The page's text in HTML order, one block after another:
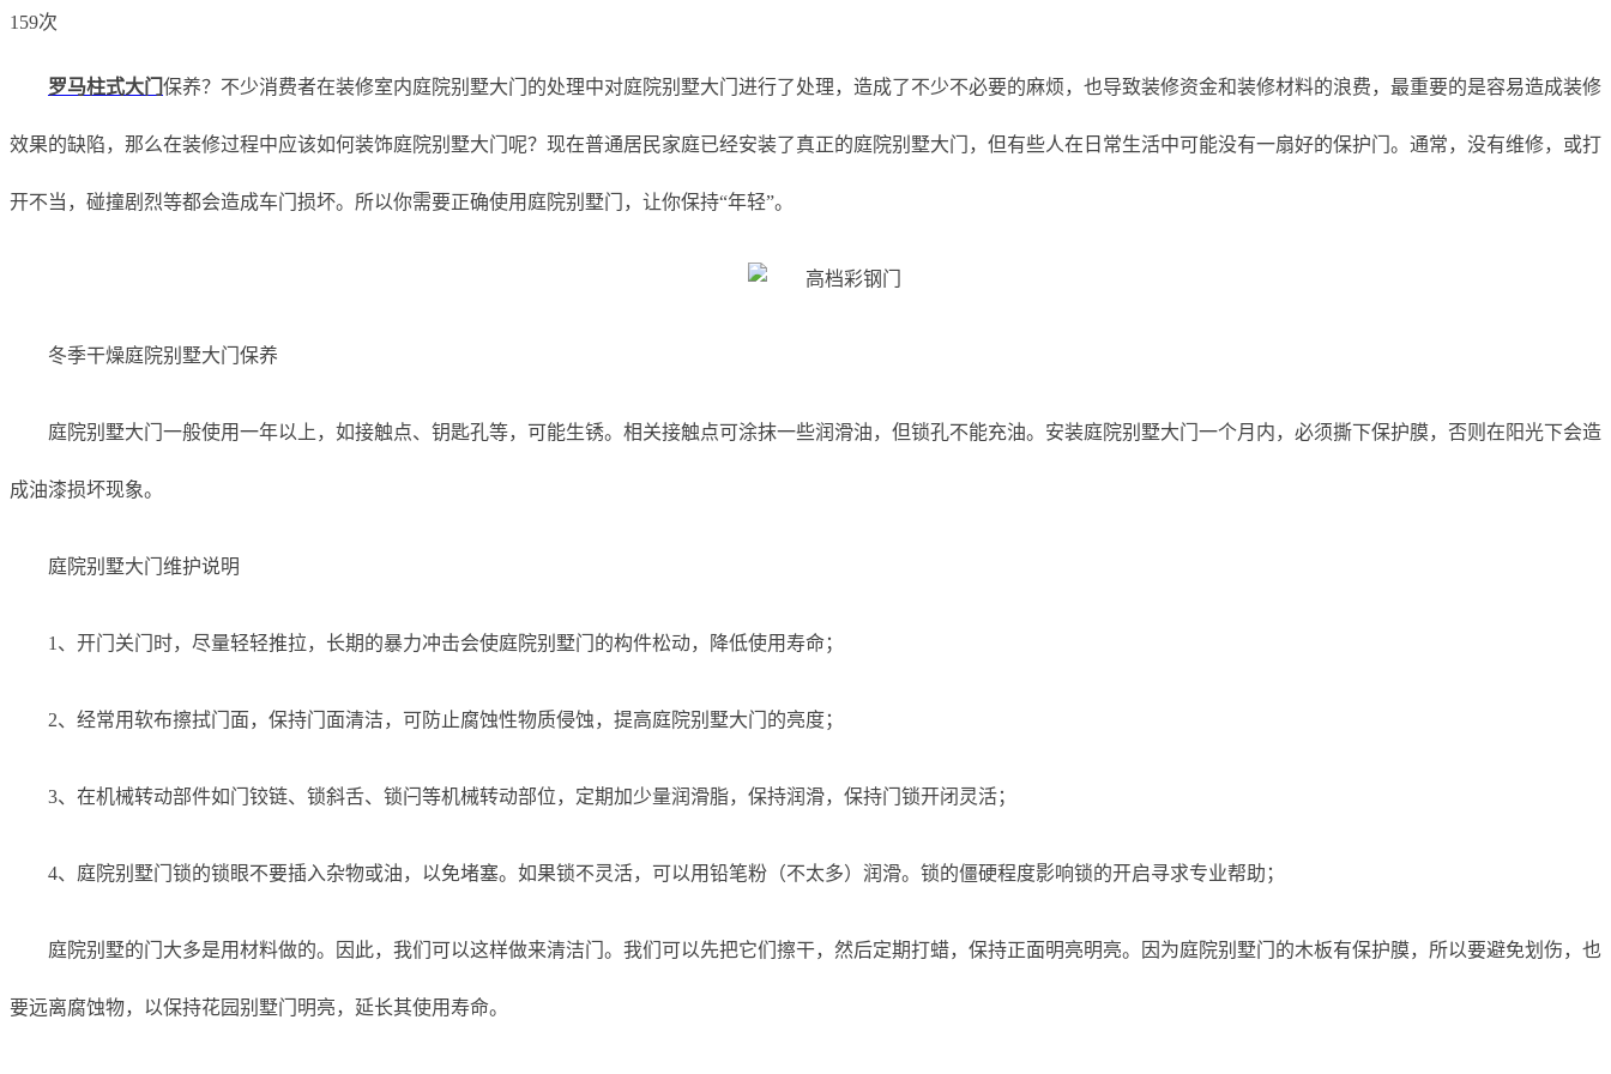
159次
罗马柱式大门 保养？不少消费者在装修室内庭院别墅大门的处理中对庭院别墅大门进行了处理，造成了不少不必要的麻烦，也导致装修资金和装修材料的浪费，最重要的是容易造成装修
效果的缺陷，那么在装修过程中应该如何装饰庭院别墅大门呢？现在普通居民家庭已经安装了真正的庭院别墅大门，但有些人在日常生活中可能没有一扇好的保护门。通常，没有维修，或打
开不当，碰撞剧烈等都会造成车门损坏。所以你需要正确使用庭院别墅门，让你保持“年轻”。
冬季干燥庭院别墅大门保养
庭院别墅大门一般使用一年以上，如接触点、钥匙孔等，可能生锈。相关接触点可涂抹一些润滑油，但锁孔不能充油。安装庭院别墅大门一个月内，必须撕下保护膜，否则在阳光下会造
成油漆损坏现象。
庭院别墅大门维护说明
1、开门关门时，尽量轻轻推拉，长期的暴力冲击会使庭院别墅门的构件松动，降低使用寿命；
2、经常用软布擦拭门面，保持门面清洁，可防止腐蚀性物质侵蚀，提高庭院别墅大门的亮度；
3、在机械转动部件如门铰链、锁斜舌、锁闩等机械转动部位，定期加少量润滑脂，保持润滑，保持门锁开闭灵活；
4、庭院别墅门锁的锁眼不要插入杂物或油，以免堵塞。如果锁不灵活，可以用铅笔粉（不太多）润滑。锁的僵硬程度影响锁的开启寻求专业帮助；
庭院别墅的门大多是用材料做的。因此，我们可以这样做来清洁门。我们可以先把它们擦干，然后定期打蜡，保持正面明亮明亮。因为庭院别墅门的木板有保护膜，所以要避免划伤，也
要远离腐蚀物，以保持花园别墅门明亮，延长其使用寿命。